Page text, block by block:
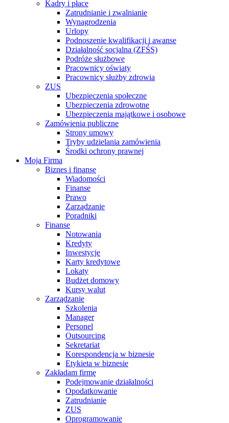
Kadry i płace
Zatrudnianie i zwalnianie
Wynagrodzenia
Urlopy
Podnoszenie kwalifikacji i awanse
Działalność socjalna (ZFŚS)
Podróże służbowe
Pracownicy oświaty
Pracownicy służby zdrowia
ZUS
Ubezpieczenia społeczne
Ubezpieczenia zdrowotne
Ubezpieczenia majątkowe i osobowe
Zamówienia publiczne
Strony umowy
Tryby udzielania zamówienia
Środki ochrony prawnej
Moja Firma
Biznes i finanse
Wiadomości
Finanse
Prawo
Zarządzanie
Poradniki
Finanse
Notowania
Kredyty
Inwestycje
Karty kredytowe
Lokaty
Budżet domowy
Kursy walut
Zarządzanie
Szkolenia
Manager
Personel
Outsourcing
Sekretariat
Korespondencja w biznesie
Etykieta w biznesie
Zakładam firmę
Podejmowanie działalności
Opodatkowanie
Zatrudnianie
ZUS
Oprogramowanie